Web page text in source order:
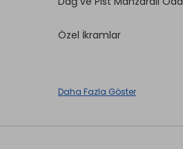
Özel İkramlar
Daha Fazla Göster